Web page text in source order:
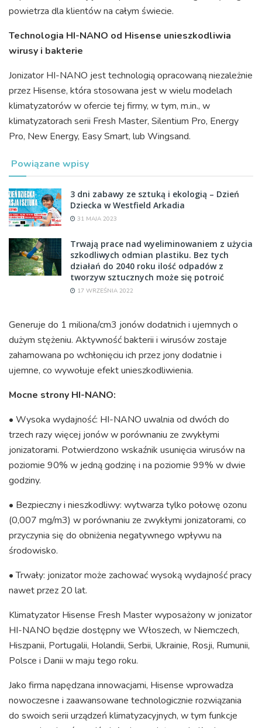
powietrza dla klientów na całym świecie.
Technologia HI-NANO od Hisense unieszkodliwia
wirusy i bakterie
Jonizator HI-NANO jest technologią opracowaną niezależnie
przez Hisense, która stosowana jest w wielu modelach
klimatyzatorów w ofercie tej firmy, w tym, m.in., w
klimatyzatorach serii Fresh Master, Silentium Pro, Energy
Pro, New Energy, Easy Smart, lub Wingsand.
Powiązane wpisy
3 dni zabawy ze sztuką i ekologią – Dzień
Dziecka w Westfield Arkadia
31 MAJA 2023
Trwają prace nad wyeliminowaniem z użycia
szkodliwych odmian plastiku. Bez tych
działań do 2040 roku ilość odpadów z
tworzyw sztucznych może się potroić
17 WRZEŚNIA 2022
Generuje do 1 miliona/cm3 jonów dodatnich i ujemnych o
dużym stężeniu. Aktywność bakterii i wirusów zostaje
zahamowana po wchłonięciu ich przez jony dodatnie i
ujemne, co wywołuje efekt unieszkodliwienia.
Mocne strony HI-NANO:
• Wysoka wydajność: HI-NANO uwalnia od dwóch do
trzech razy więcej jonów w porównaniu ze zwykłymi
jonizatorami. Potwierdzono wskaźnik usunięcia wirusów na
poziomie 90% w jedną godzinę i na poziomie 99% w dwie
godziny.
• Bezpieczny i nieszkodliwy: wytwarza tylko połowę ozonu
(0,007 mg/m3) w porównaniu ze zwykłymi jonizatorami, co
przyczynia się do obniżenia negatywnego wpływu na
środowisko.
• Trwały: jonizator może zachować wysoką wydajność pracy
nawet przez 20 lat.
Klimatyzator Hisense Fresh Master wyposażony w jonizator
HI-NANO będzie dostępny we Włoszech, w Niemczech,
Hiszpanii, Portugalii, Holandii, Serbii, Ukrainie, Rosji, Rumunii,
Polsce i Danii w maju tego roku.
Jako firma napędzana innowacjami, Hisense wprowadza
nowoczesne i zaawansowane technologicznie rozwiązania
do swoich serii urządzeń klimatyzacyjnych, w tym funkcje